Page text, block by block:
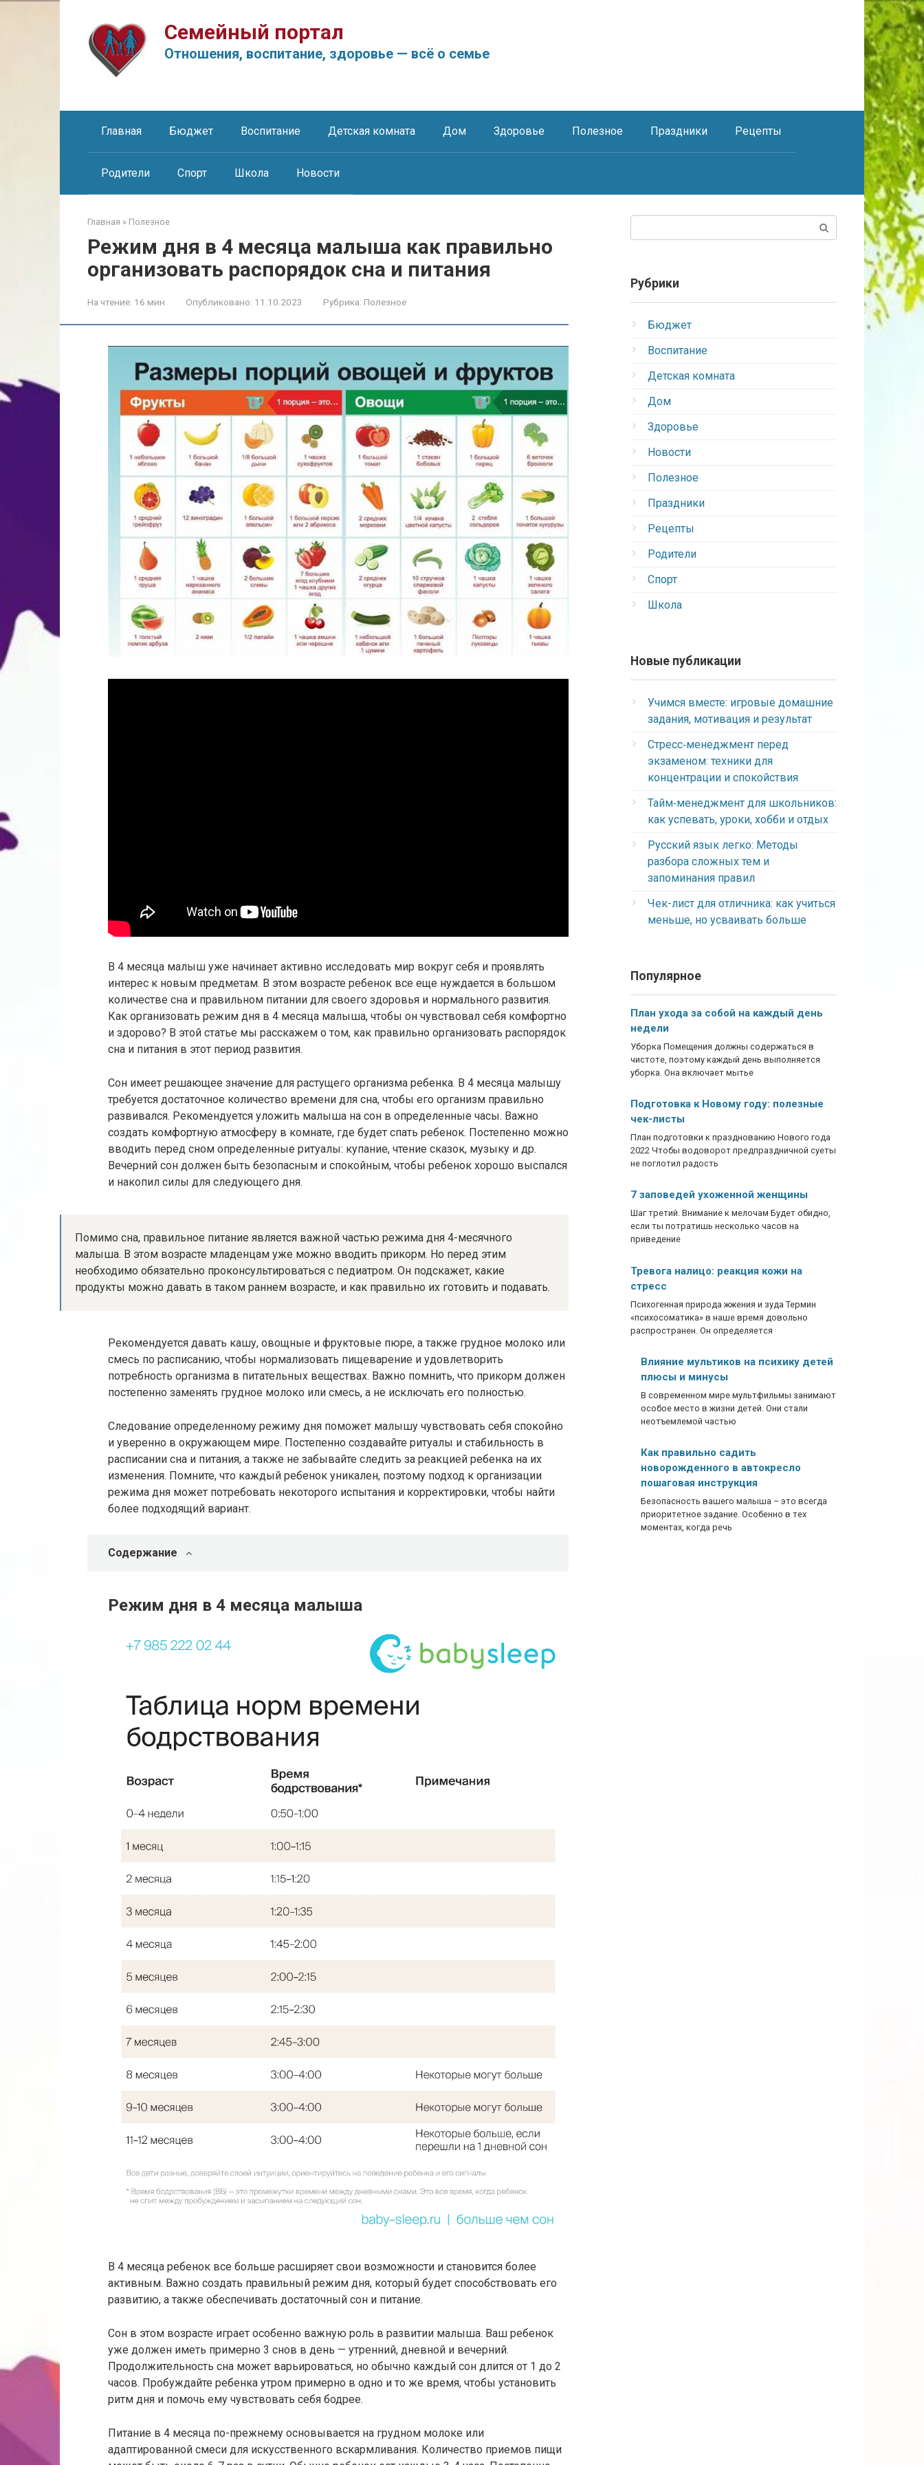
Семейный портал
Отношения, воспитание, здоровье — всё о семье
Главная Бюджет Воспитание Детская комната Дом Здоровье Полезное Праздники Рецепты
Родители Спорт Школа Новости
Главная » Полезное
Режим дня в 4 месяца малыша как правильно
организовать распорядок сна и питания
На чтение: 16 мин Опубликовано: 11.10.2023 Рубрика: Полезное
В 4 месяца малыш уже начинает активно исследовать мир вокруг себя и проявлять
интерес к новым предметам. В этом возрасте ребенок все еще нуждается в большом
количестве сна и правильном питании для своего здоровья и нормального развития.
Как организовать режим дня в 4 месяца малыша, чтобы он чувствовал себя комфортно
и здорово? В этой статье мы расскажем о том, как правильно организовать распорядок
сна и питания в этот период развития.
Сон имеет решающее значение для растущего организма ребенка. В 4 месяца малышу
требуется достаточное количество времени для сна, чтобы его организм правильно
развивался. Рекомендуется уложить малыша на сон в определенные часы. Важно
создать комфортную атмосферу в комнате, где будет спать ребенок. Постепенно можно
вводить перед сном определенные ритуалы: купание, чтение сказок, музыку и др.
Вечерний сон должен быть безопасным и спокойным, чтобы ребенок хорошо выспался
и накопил силы для следующего дня.
Помимо сна, правильное питание является важной частью режима дня 4-месячного
малыша. В этом возрасте младенцам уже можно вводить прикорм. Но перед этим
необходимо обязательно проконсультироваться с педиатром. Он подскажет, какие
продукты можно давать в таком раннем возрасте, и как правильно их готовить и подавать.
Рекомендуется давать кашу, овощные и фруктовые пюре, а также грудное молоко или
смесь по расписанию, чтобы нормализовать пищеварение и удовлетворить
потребность организма в питательных веществах. Важно помнить, что прикорм должен
постепенно заменять грудное молоко или смесь, а не исключать его полностью.
Следование определенному режиму дня поможет малышу чувствовать себя спокойно
и уверенно в окружающем мире. Постепенно создавайте ритуалы и стабильность в
расписании сна и питания, а также не забывайте следить за реакцией ребенка на их
изменения. Помните, что каждый ребенок уникален, поэтому подход к организации
режима дня может потребовать некоторого испытания и корректировки, чтобы найти
более подходящий вариант.
Содержание
Режим дня в 4 месяца малыша
В 4 месяца ребенок все больше расширяет свои возможности и становится более
активным. Важно создать правильный режим дня, который будет способствовать его
развитию, а также обеспечивать достаточный сон и питание.
Сон в этом возрасте играет особенно важную роль в развитии малыша. Ваш ребенок
уже должен иметь примерно 3 снов в день — утренний, дневной и вечерний.
Продолжительность сна может варьироваться, но обычно каждый сон длится от 1 до 2
часов. Пробуждайте ребенка утром примерно в одно и то же время, чтобы установить
ритм дня и помочь ему чувствовать себя бодрее.
Питание в 4 месяца по-прежнему основывается на грудном молоке или
адаптированной смеси для искусственного вскармливания. Количество приемов пищи
Рубрики
Бюджет
Воспитание
Детская комната
Дом
Здоровье
Новости
Полезное
Праздники
Рецепты
Родители
Спорт
Школа
Новые публикации
Учимся вместе: игровые домашние
задания, мотивация и результат
Стресс‑менеджмент перед
экзаменом: техники для
концентрации и спокойствия
Тайм‑менеджмент для школьников:
как успевать, уроки, хобби и отдых
Русский язык легко: Методы
разбора сложных тем и
запоминания правил
Чек-лист для отличника: как учиться
меньше, но усваивать больше
Популярное
План ухода за собой на каждый день
недели
Уборка Помещения должны содержаться в
чистоте, поэтому каждый день выполняется
уборка. Она включает мытье
Подготовка к Новому году: полезные
чек-листы
План подготовки к празднованию Нового года
2022 Чтобы водоворот предпраздничной суеты
не поглотил радость
7 заповедей ухоженной женщины
Шаг третий. Внимание к мелочам Будет обидно,
если ты потратишь несколько часов на
приведение
Тревога налицо: реакция кожи на
стресс
Психогенная природа жжения и зуда Термин
«психосоматика» в наше время довольно
распространен. Он определяется
Влияние мультиков на психику детей
плюсы и минусы
В современном мире мультфильмы занимают
особое место в жизни детей. Они стали
неотъемлемой частью
Как правильно садить
новорожденного в автокресло
пошаговая инструкция
Безопасность вашего малыша – это всегда
приоритетное задание. Особенно в тех
моментах, когда речь